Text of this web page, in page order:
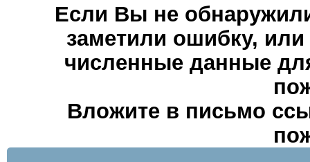
Если Вы не
заметили ошибку,
численные данные
Вложите в письмо